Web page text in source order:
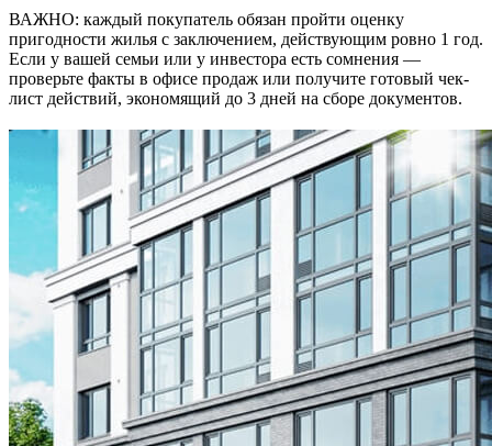
ВАЖНО: каждый покупатель обязан пройти оценку
пригодности жилья с заключением, действующим ровно 1 год.
Если у вашей семьи или у инвестора есть сомнения —
проверьте факты в офисе продаж или получите готовый чек-
лист действий, экономящий до 3 дней на сборе документов.